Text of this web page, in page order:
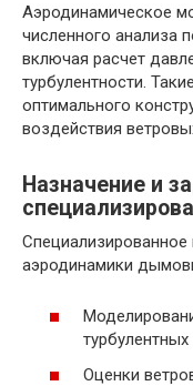
Аэродинамическое
численного анализа
включая расчет
турбулентности.
оптимального
воздействия
Назначение и
аэродинамики
Оценки